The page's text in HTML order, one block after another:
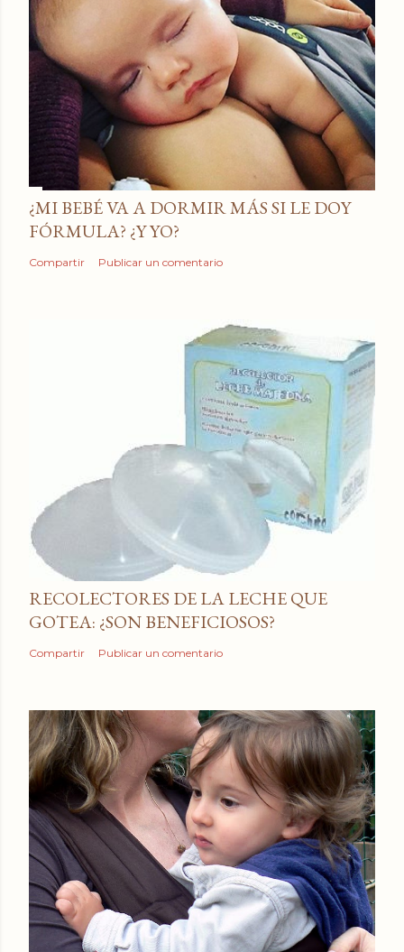
¿MI BEBÉ VA A DORMIR MÁS SI LE DOY
FÓRMULA? ¿Y YO?
Compartir Publicar un comentario
RECOLECTORES DE LA LECHE QUE
GOTEA: ¿SON BENEFICIOSOS?
Compartir Publicar un comentario